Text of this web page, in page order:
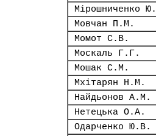
Мірошниченко
Мовчан П.М.
Момот С.В.
Москаль Г.Г.
Мошак С.М.
Мхітарян Н.М.
Найдьонов А.М.
Нетецька О.А.
Одарченко Ю.В.